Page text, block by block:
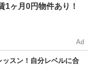
スクール
1ヶ月0円物件あり！
Ad
スン！自分レベルに合